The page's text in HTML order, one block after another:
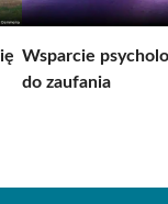
Wsparcie
do zaufania